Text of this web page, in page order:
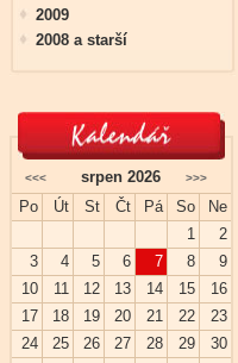
2009
2008 a starší
<<< >>>
srpen 2026
Po
Út St Čt Pá So
Ne
1
2
3
4 5 6 7 8
9
10
11 12 13 14 15
16
17
18 19 20 21 22
23
24
25 26 27 28 29
30